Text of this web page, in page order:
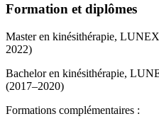
Formation et diplômes
Master en kinésithérapie,
2022)
Bachelor en kinésithérapie,
(2017–2020)
Formations complémentaires :